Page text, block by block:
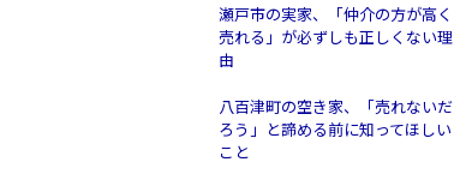
瀬戸市の実家、「仲介の方が高く
売れる」が必ずしも正しくない理
由
八百津町の空き家、「売れないだ
ろう」と諦める前に知ってほしい
こと